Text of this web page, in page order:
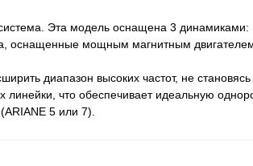
Эта модель оснащена 3 динамиками:
оснащенные мощным магнитным
диапазон высоких частот, не
что обеспечивает идеальную
5 или 7).